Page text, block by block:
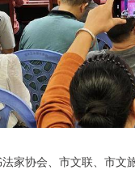
家协会、市文联、市